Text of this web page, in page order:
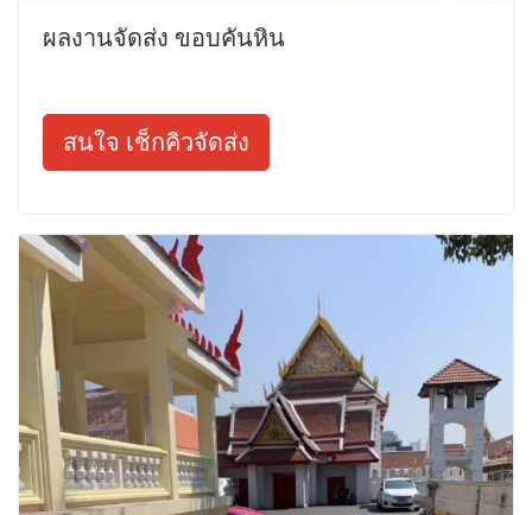
ผลงานจัดส่ง ขอบคันหิน
สนใจ เช็กคิวจัดส่ง